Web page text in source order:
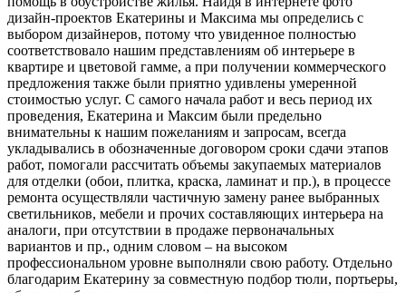
дизайн-проектов Екатерины и Максима мы определись с
выбором дизайнеров, потому что увиденное полностью
соответствовало нашим представлениям об интерьере в
квартире и цветовой гамме, а при получении коммерческого
предложения также были приятно удивлены умеренной
стоимостью услуг. С самого начала работ и весь период их
проведения, Екатерина и Максим были предельно
внимательны к нашим пожеланиям и запросам, всегда
укладывались в обозначенные договором сроки сдачи этапов
работ, помогали рассчитать объемы закупаемых материалов
для отделки (обои, плитка, краска, ламинат и пр.), в процессе
ремонта осуществляли частичную замену ранее выбранных
светильников, мебели и прочих составляющих интерьера на
аналоги, при отсутствии в продаже первоначальных
вариантов и пр., одним словом – на высоком
профессиональном уровне выполняли свою работу. Отдельно
благодарим Екатерину за совместную подбор тюли, портьеры,